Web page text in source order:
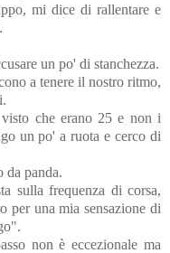
mi dice di rallentare e
un po' di stanchezza.
a tenere il nostro ritmo,
che erano 25 e non i
un po' a ruota e cerco di
da panda.
sulla frequenza di corsa,
per una mia sensazione di
non è eccezionale ma